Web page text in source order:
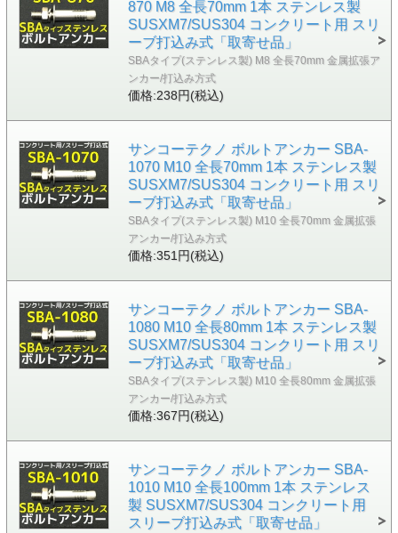
870 M8 全長70mm 1本 ステンレス製
SUSXM7/SUS304 コンクリート用 スリ
ーブ打込み式「取寄せ品」
SBAタイプ(ステンレス製) M8 全長70mm 金属拡張ア
ンカー/打込み方式
価格:238円(税込)
サンコーテクノ ボルトアンカー SBA-
1070 M10 全長70mm 1本 ステンレス製
SUSXM7/SUS304 コンクリート用 スリ
ーブ打込み式「取寄せ品」
SBAタイプ(ステンレス製) M10 全長70mm 金属拡張
アンカー/打込み方式
価格:351円(税込)
サンコーテクノ ボルトアンカー SBA-
1080 M10 全長80mm 1本 ステンレス製
SUSXM7/SUS304 コンクリート用 スリ
ーブ打込み式「取寄せ品」
SBAタイプ(ステンレス製) M10 全長80mm 金属拡張
アンカー/打込み方式
価格:367円(税込)
サンコーテクノ ボルトアンカー SBA-
1010 M10 全長100mm 1本 ステンレス
製 SUSXM7/SUS304 コンクリート用
スリーブ打込み式「取寄せ品」